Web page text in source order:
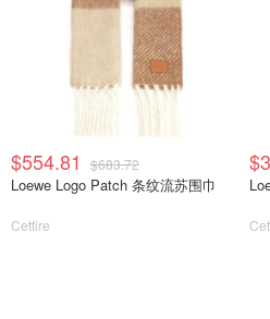
$554.81 $683.72
Loewe Logo Patch 条纹流苏围巾
Cettire